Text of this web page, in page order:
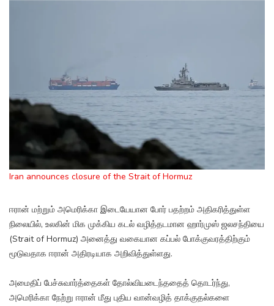
Iran announces closure of the Strait of Hormuz
ஈரான் மற்றும் அமெரிக்கா இடையேயான போர் பதற்றம் அதிகரித்துள்ள
நிலையில், உலகின் மிக முக்கிய கடல் வழித்தடமான ஹார்முஸ் ஜலசந்தியை
(Strait of Hormuz) அனைத்து வகையான கப்பல் போக்குவரத்திற்கும்
மூடுவதாக ஈரான் அதிரடியாக அறிவித்துள்ளது.
அமைதிப் பேச்சுவார்த்தைகள் தோல்வியடைந்ததைத் தொடர்ந்து,
அமெரிக்கா நேற்று ஈரான் மீது புதிய வான்வழித் தாக்குதல்களை